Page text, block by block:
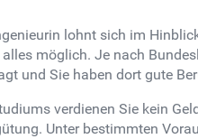
lohnt sich im
möglich. Je nach
und Sie haben dort gute
verdienen Sie kein
Unter bestimmten